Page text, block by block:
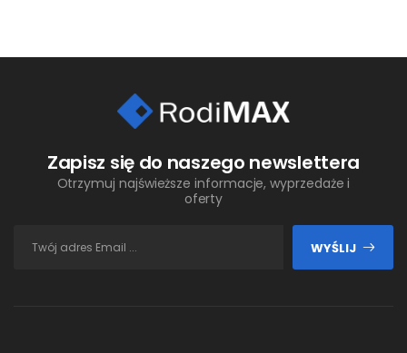
Zapisz się do naszego newslettera
Otrzymuj najświeższe informacje, wyprzedaże i
oferty
WYŚLIJ